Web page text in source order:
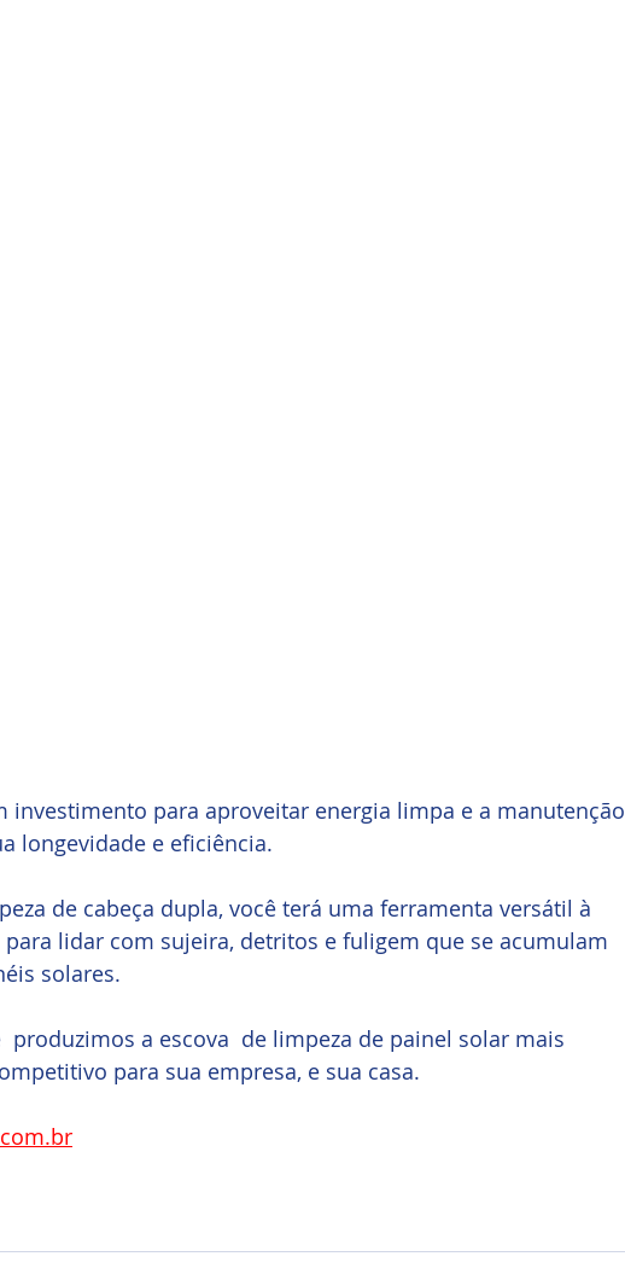
investimento para aproveitar energia limpa e a manutenção
longevidade e eficiência.
de cabeça dupla, você terá uma ferramenta versátil à
lidar com sujeira, detritos e fuligem que se acumulam
solares.
produzimos a escova  de limpeza de painel solar mais
para sua empresa, e sua casa.